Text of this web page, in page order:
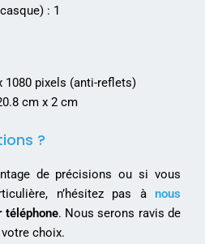
: 1
1080 pixels (anti-reflets)
cm x 2 cm
?
de précisions ou si vous
n’hésitez pas à nous
téléphone. Nous serons ravis de
choix.